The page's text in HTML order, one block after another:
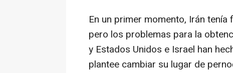
En un primer momento, Irán
pero los problemas para la
y Estados Unidos e Israel han
plantee cambiar su lugar de